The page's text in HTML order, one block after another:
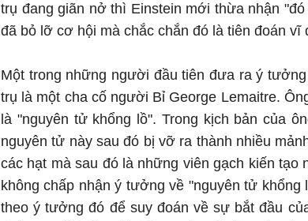
trụ đang giãn nở thì Einstein mới thừa nhận
đã bỏ lỡ cơ hội mà chắc chắn đó là tiên đoán vĩ
Một trong những người đầu tiên đưa ra ý
trụ là một cha cố người Bỉ George Lemaitre.
là "nguyên tử khổng lồ". Trong kịch bản của
nguyên tử này sau đó bị vỡ ra thành nhiều
các hạt mà sau đó là những viên gạch kiến tạo
không chấp nhận ý tưởng về "nguyên tử
theo ý tưởng đó để suy đoán về sự bắt đầu